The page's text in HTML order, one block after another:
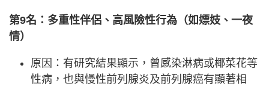
第9名：多重性伴侶、高風險性行為（如嫖妓、一夜
情）
原因：有研究結果顯示，曾感染淋病或椰菜花等
性病，也與慢性前列腺炎及前列腺癌有顯著相